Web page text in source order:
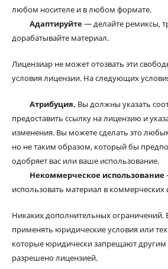
любом носителе и в любом формате.
Адаптируйте— делайте ремиксы,
дорабатывайте материал.
Лицензиар не может отозвать эти
условия лицензии. На следующих
Атрибуция. Вы должны указать
предоставить ссылку на лицензию и
изменения. Вы можете сделать это
но не таким образом, который бы
одобряет вас или ваше использование.
Некоммерческое использование
использовать материал в коммерческих
Никаких дополнительных ограничений.
применять юридические условия или
которые юридически запрещают другим
разрешено лицензией.